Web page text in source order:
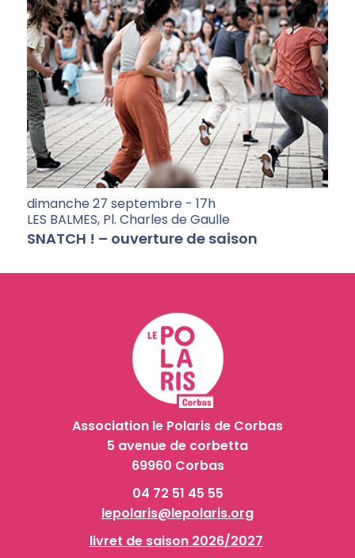
dimanche 27 septembre - 17h
LES BALMES, Pl. Charles de Gaulle
SNATCH ! – ouverture de saison
Association le Polaris de Corbas
5 avenue de corbetta
69960 Corbas
04 72 51 45 55
lepolaris@lepolaris.org
livret de saison 2026/2027